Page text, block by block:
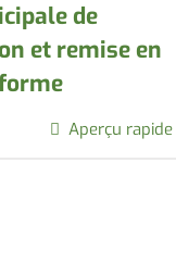
de
et remise en
Aperçu rapide